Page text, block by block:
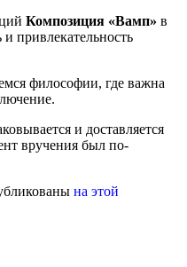
Композиция «Вамп» в
и привлекательность
философии, где важна
и доставляется
вручения был по-
на этой